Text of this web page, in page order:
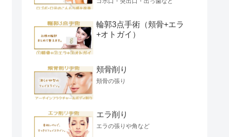
輪郭3点手術（頬骨+エラ
+オトガイ）
頬骨削り
頬骨の張り
エラ削り
エラの張りや角など